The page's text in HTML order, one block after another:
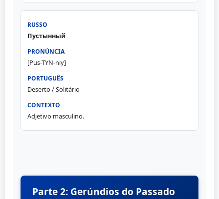
Пустынный
[Pus-TYN-niy]
Deserto / Solitário
Adjetivo masculino.
Parte 2: Gerúndios do Passado